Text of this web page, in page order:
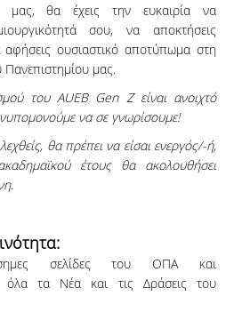
θα έχεις την ευκαιρία να
σου, να αποκτήσεις
αφήσεις ουσιαστικό αποτύπωμα στη
μας.
του AUEB Gen Z είναι ανοιχτό
να σε γνωρίσουμε!
θα πρέπει να είσαι ενεργός/-ή,
έτους θα ακολουθήσει
σελίδες του ΟΠΑ και
όλα τα Νέα και τις Δράσεις του